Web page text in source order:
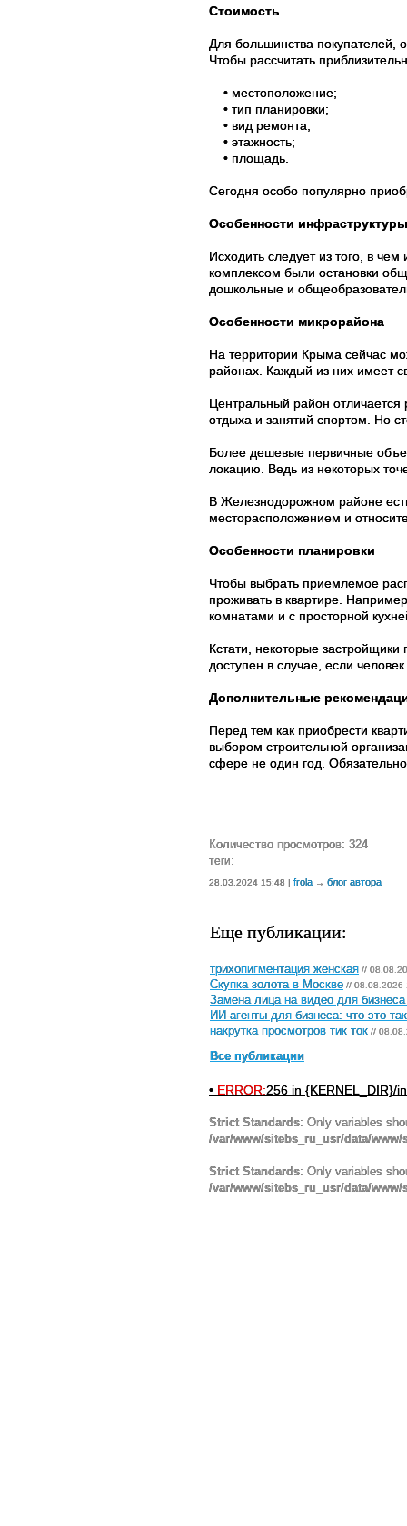
Стоимость
Для большинства покупателей,
Чтобы рассчитать
• местоположение;
• тип планировки;
• вид ремонта;
• этажность;
• площадь.
Сегодня особо популярно
Особенности инфраструктуры
Исходить следует из того, в
комплексом были остановки
дошкольные и
Особенности микрорайона
На территории Крыма сейчас
районах. Каждый из них имеет
Центральный район отличается
отдыха и занятий спортом. Но
Более дешевые первичные
локацию. Ведь из некоторых
В Железнодорожном районе
месторасположением и
Особенности планировки
Чтобы выбрать приемлемое
проживать в квартире.
комнатами и с просторной
Кстати, некоторые
доступен в случае, если
Дополнительные
Перед тем как приобрести
выбором строительной
сфере не один год.
Количество просмотров: 324
теги:
28.03.2024 15:48 | frola → блог автора
Еще публикации:
трихопигментация женская //
Скупка золота в Москве // 08.08.2026
Замена лица на видео для
ИИ-агенты для бизнеса: что это
накрутка просмотров тик ток //
Все публикации
• ERROR:256 in {KERNEL_DIR}/
Strict Standards: Only variables
/var/www/sitebs_ru_usr/data/
Strict Standards: Only variables
/var/www/sitebs_ru_usr/data/